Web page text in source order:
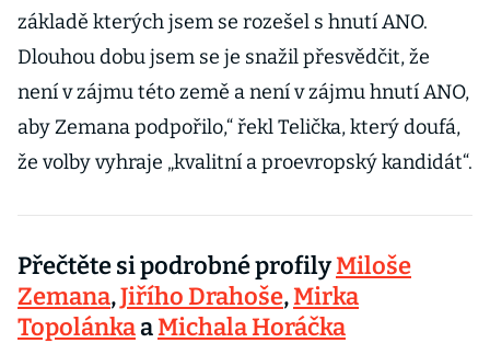
základě kterých jsem se rozešel s hnutí ANO.
Dlouhou dobu jsem se je snažil přesvědčit, že
není v zájmu této země a není v zájmu hnutí ANO,
aby Zemana podpořilo,“ řekl Telička, který doufá,
že volby vyhraje „kvalitní a proevropský kandidát“.
Přečtěte si podrobné profilyMiloše
Zemana,Jiřího Drahoše,Mirka
TopolánkaaMichala Horáčka